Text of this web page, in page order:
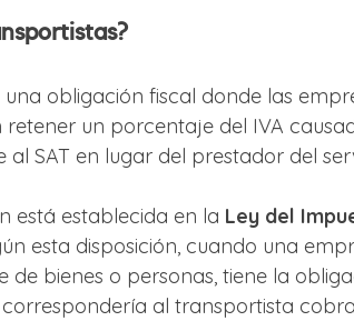
una obligación fiscal donde las
un porcentaje del IVA
SAT en lugar del prestador del
está establecida en la Ley del
esta disposición, cuando una
bienes o personas, tiene la
al transportista